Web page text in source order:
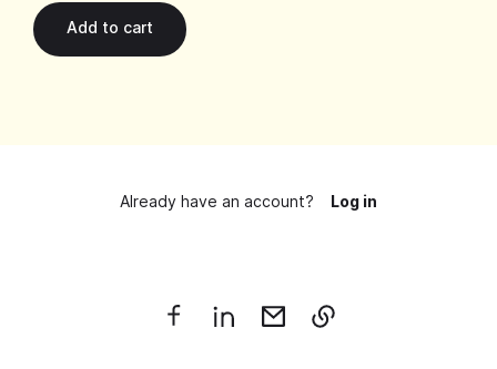
Already have an account? Log in